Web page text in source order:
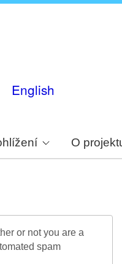
English
O
or not you are a
spam